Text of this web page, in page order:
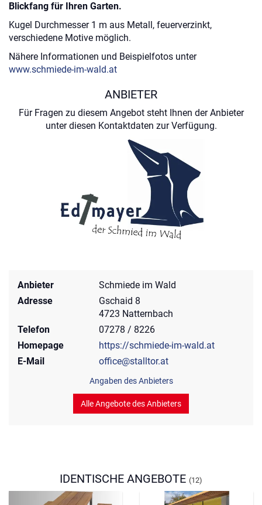
Blickfang für Ihren Garten.
Kugel Durchmesser 1 m aus Metall, feuerverzinkt,
verschiedene Motive möglich.
Nähere Informationen und Beispielfotos unter
www.schmiede-im-wald.at
ANBIETER
Für Fragen zu diesem Angebot steht Ihnen der Anbieter
unter diesen Kontaktdaten zur Verfügung.
Anbieter
Schmiede im Wald
Adresse
Gschaid 8
4723 Natternbach
Telefon
07278 / 8226
Homepage
https://schmiede-im-wald.at
E-Mail
office@stalltor.at
Angaben des Anbieters
Alle Angebote des Anbieters
IDENTISCHE ANGEBOTE (12)